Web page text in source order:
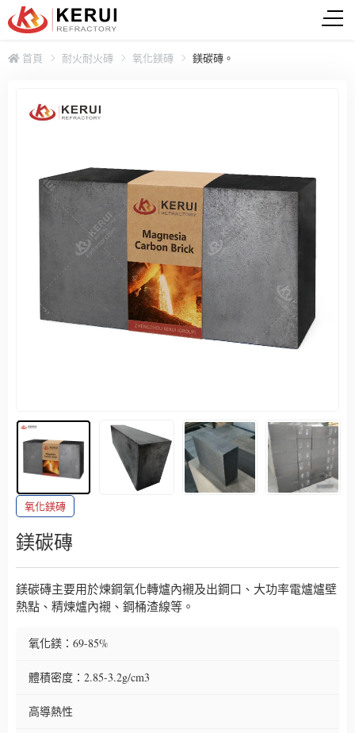
首頁 耐火耐火磚 氧化鎂磚 鎂碳磚。
氧化鎂磚
鎂碳磚
鎂碳磚主要用於煉鋼氧化轉爐內襯及出鋼口、大功率電爐爐壁
熱點、精煉爐內襯、鋼桶渣線等。
氧化鎂：69-85%
體積密度：2.85-3.2g/cm3
高導熱性